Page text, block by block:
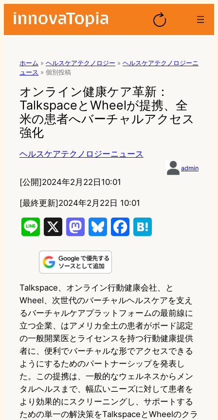
ホーム » ヘルスケアテクノロジー » ヘルスケアテクノロジーニ
ュース » 個別投稿
オンライン健康ケア革新：
TalkspaceとWheelが提携、全
米の患者へバーチャルアクセス
強化
ヘルスケアテクノロジーニュース
admin
[公開]2024年2月22日10:01
[最終更新]2024年2月22日 10:01
n
s
o
d
o
n
u
e
s
k
y
e
b
o
o
k
e
n
a
Talkspace、オンライン行動健康会社、と
Wheel、次世代のバーチャルヘルスケアを支え
るバーチャルケアプラットフォームの最前線に
立つ企業、はアメリカ全土の患者がボード認定
の一般開業医とライセンスを持つ行動健康提供
者に、便利でバーチャルな形でアクセスできる
ようにするためのパートナーシップを発表し
た。この提携は、一般的なウェルネスからメン
タルヘルスまで、幅広いニーズに対して患者を
より効果的にスクリーニングし、サポートする
ための単一の解決策をTalkspaceとWheelのクラ